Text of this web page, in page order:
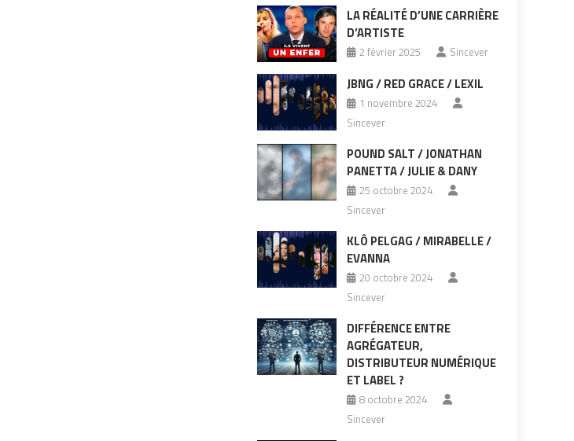
LA RÉALITÉ D’UNE CARRIÈRE
D’ARTISTE
2 février 2025 Sincever
JBNG / RED GRACE / LEXIL
1 novembre 2024
Sincever
POUND SALT / JONATHAN
PANETTA / JULIE & DANY
25 octobre 2024
Sincever
KLÔ PELGAG / MIRABELLE /
EVANNA
20 octobre 2024
Sincever
DIFFÉRENCE ENTRE
AGRÉGATEUR,
DISTRIBUTEUR NUMÉRIQUE
ET LABEL ?
8 octobre 2024
Sincever